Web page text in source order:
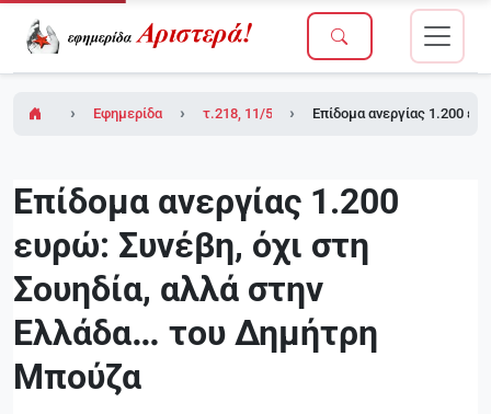
Εφημερίδα Αριστερά!τ.218, 11/5/2007 (ένθετο το τ.2 του Δικτύου
Επίδομα ανεργίας 1.200
Επίδομα ανεργίας 1.200
ευρώ: Συνέβη, όχι στη
Σουηδία, αλλά στην
Ελλάδα… του Δημήτρη
Μπούζα